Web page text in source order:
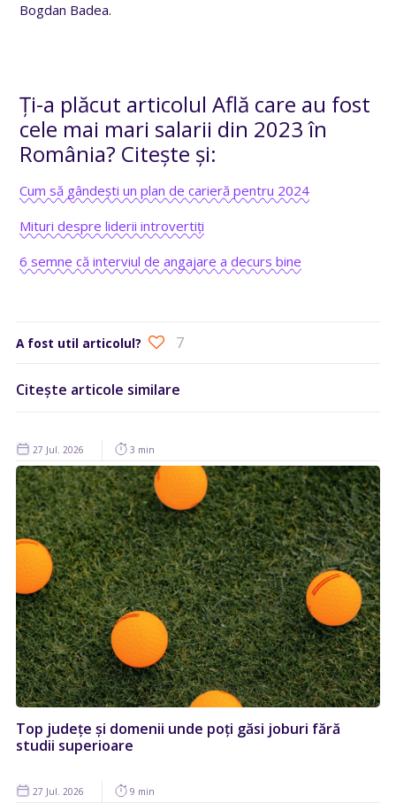
Bogdan Badea.
Ți-a plăcut articolul Află care au fost
cele mai mari salarii din 2023 în
România? Citește și:
Cum să gândești un plan de carieră pentru 2024
Mituri despre liderii introvertiți
6 semne că interviul de angajare a decurs bine
A fost util articolul? 7
Citește articole similare
27 Jul. 2026 3 min
Top județe și domenii unde poți găsi joburi fără
studii superioare
27 Jul. 2026 9 min